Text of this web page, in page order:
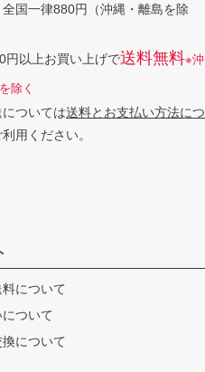
国一律880円（沖縄・離島を除
円以上お買い上げで送料無料※沖
除く
ついては送料とお支払い方法につ
用ください。
について
ついて
について